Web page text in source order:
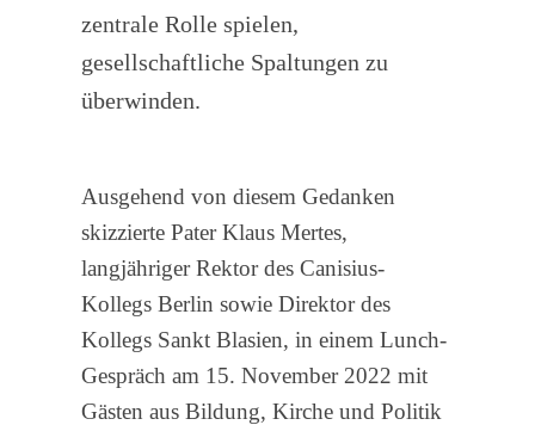
zentrale Rolle spielen,
gesellschaftliche Spaltungen zu
überwinden.
Ausgehend von diesem Gedanken
skizzierte Pater Klaus Mertes,
langjähriger Rektor des Canisius-
Kollegs Berlin sowie Direktor des
Kollegs Sankt Blasien, in einem Lunch-
Gespräch am 15. November 2022 mit
Gästen aus Bildung, Kirche und Politik